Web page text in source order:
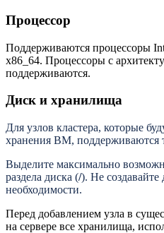
Процессор
Поддерживаются процессоры
x86_64. Процессоры с
поддерживаются.
Диск и хранилища
Для узлов кластера, которые
хранения ВМ, поддерживаются
Выделите максимально
раздела диска (/). Не создавайте
необходимости.
Перед добавлением узла в
на сервере все хранилища,